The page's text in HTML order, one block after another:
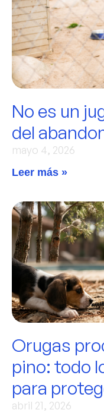
No es un
del
mayo 4, 2026
Leer más »
Orugas
pino: todo
para
abril 21, 2026